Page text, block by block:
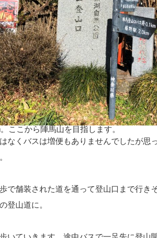
ここから陣馬山を目指します。
なくバスは増便もありませんでしたが思
で舗装された道を通って登山口まで行き
登山道に。